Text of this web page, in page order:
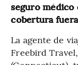
seguro médico
cobertura
La agente de
Freebird